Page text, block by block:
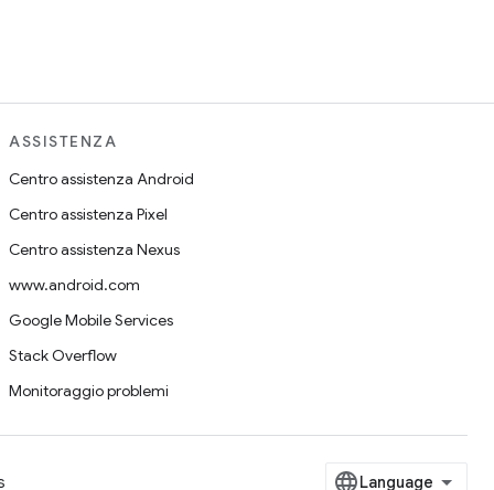
ASSISTENZA
Centro assistenza Android
Centro assistenza Pixel
Centro assistenza Nexus
www.android.com
Google Mobile Services
Stack Overflow
Monitoraggio problemi